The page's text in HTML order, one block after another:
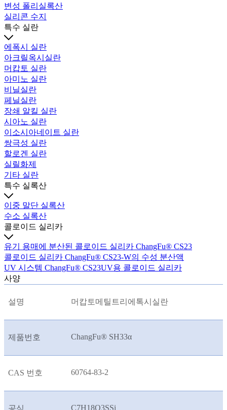
변성 폴리실록산
실리콘 수지
특수 실란
에폭시 실란
아크릴옥시실란
머캅토 실란
아미노 실란
비닐실란
페닐실란
장쇄 알킬 실란
시아노 실란
이소시아네이트 실란
쌍극성 실란
할로겐 실란
실릴화제
기타 실란
특수 실록산
이중 말단 실록산
수소 실록산
콜로이드 실리카
유기 용매에 분산된 콜로이드 실리카 ChangFu® CS23
콜로이드 실리카 ChangFu® CS23-W의 수성 분산액
UV 시스템 ChangFu® CS23UV용 콜로이드 실리카
사양
설명 머캅토메틸트리에톡시실란
제품번호 ChangFu® SH33α
CAS 번호 60764-83-2
공식 C7H18O3SSi